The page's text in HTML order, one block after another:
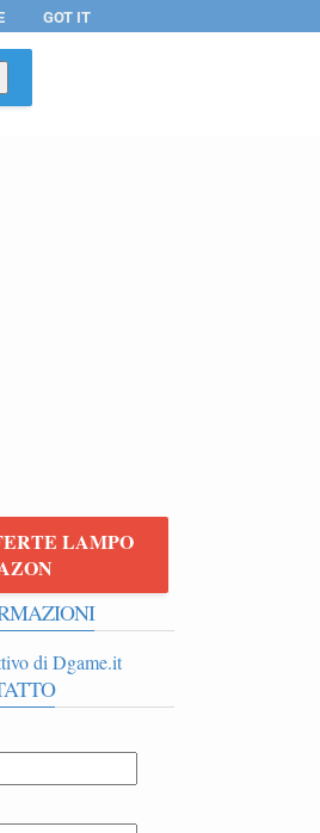
LAMPO
di Dgame.it
GOT IT